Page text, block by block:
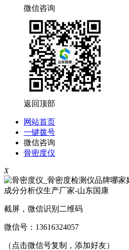
微信咨询
返回顶部
网站首页
一键拨号
微信咨询
骨密度仪
X
截屏，微信识别二维码
微信号： 13616324057
（点击微信号复制，添加好友）